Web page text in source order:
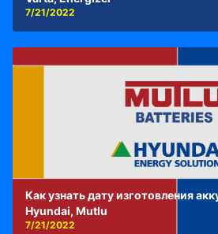
7/21/2022
Как узнать дату изготовления
Hyundai, Mutlu
7/21/2022